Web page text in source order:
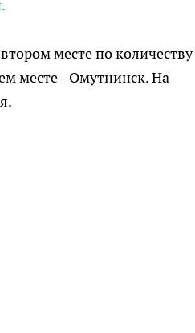
месте по количеству
месте - Омутнинск. На